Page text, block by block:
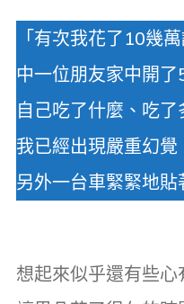
「有次我花了10幾
中一位朋友家中開
自己吃了什麼、吃了
我已經出現嚴重幻
另外一台車緊緊地貼
想起來似乎還有些心